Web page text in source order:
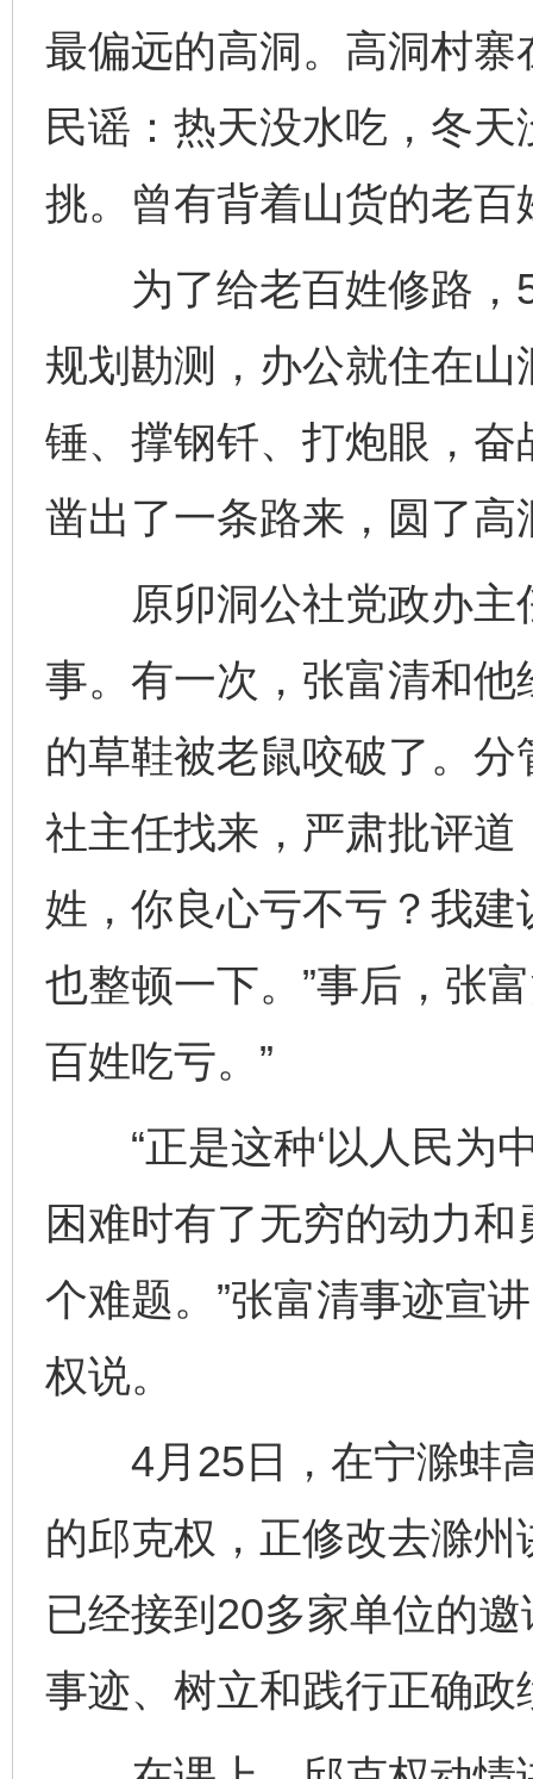
最偏远的高洞。高洞村
民谣：热天没水吃，冬
挑。曾有背着山货的老
为了给老百姓修路，
规划勘测，办公就住在
锤、撑钢钎、打炮眼，
凿出了一条路来，圆了
原卯洞公社党政办主
事。有一次，张富清和
的草鞋被老鼠咬破了。
社主任找来，严肃批评道
姓，你良心亏不亏？我
也整顿一下。”事后，张
百姓吃亏。”
“正是这种‘以人民为中
困难时有了无穷的动力
个难题。”张富清事迹宣
权说。
4月25日，在宁滁蚌高
的邱克权，正修改去滁
已经接到20多家单位的
事迹、树立和践行正确政